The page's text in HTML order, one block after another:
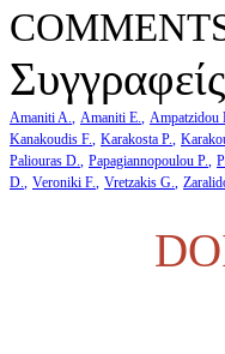
Συγγραφείς
Amaniti A. Amaniti E. Ampatzidou
Kanakoudis F.
Karakosta P.
Paliouras D.
Papagiannopoulou P.
D.
Veroniki F. Vretzakis G.